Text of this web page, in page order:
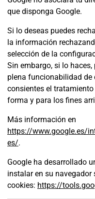
que disponga Google.
Si lo deseas puedes
la información
selección de la
Sin embargo, si lo
plena funcionabilidad de
consientes el
forma y para los fines
Más información en
https://www.google.es/
es/.
Google ha desarrollado
instalar en su navegador
cookies: https://